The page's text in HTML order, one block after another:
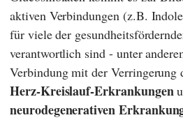
aktiven Verbindungen (z.B.
für viele der
verantwortlich sind - unter
Verbindung mit der
Herz-Kreislauf-Erkrankungen
neurodegenerativen